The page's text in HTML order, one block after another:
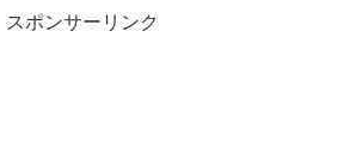
スポンサーリンク